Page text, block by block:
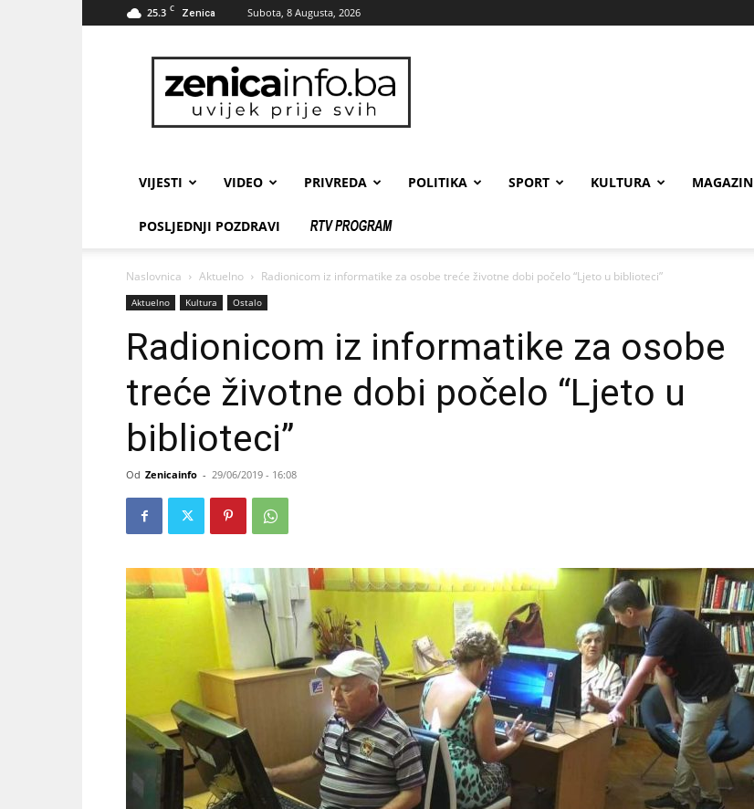
25.3 C Zenica Subota, 8 Augusta, 2026
zenicainfo.ba
VIJESTI VIDEO PRIVREDA POLITIKA SPORT KULTURA MAGAZIN
POSLJEDNJI POZDRAVI
Naslovnica Aktuelno Radionicom iz informatike za osobe treće životne dobi počelo “Ljeto u biblioteci”
Aktuelno Kultura Ostalo
Radionicom iz informatike za osobe
treće životne dobi počelo “Ljeto u
biblioteci”
Od Zenicainfo - 29/06/2019 - 16:08